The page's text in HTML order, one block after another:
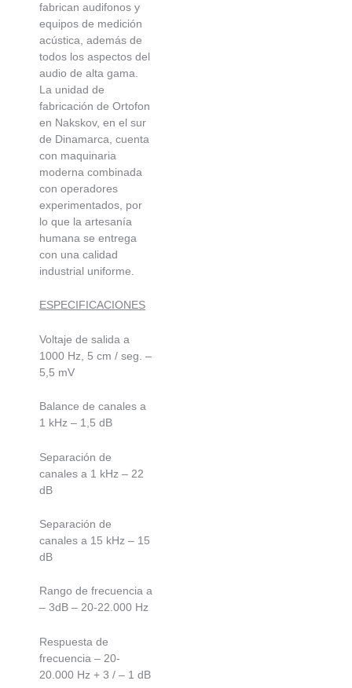
fabrican audifonos y
equipos de medición
acústica, además de
todos los aspectos del
audio de alta gama.
La unidad de
fabricación de Ortofon
en Nakskov, en el sur
de Dinamarca, cuenta
con maquinaria
moderna combinada
con operadores
experimentados, por
lo que la artesanía
humana se entrega
con una calidad
industrial uniforme.
ESPECIFICACIONES
Voltaje de salida a
1000 Hz, 5 cm / seg. –
5,5 mV
Balance de canales a
1 kHz – 1,5 dB
Separación de
canales a 1 kHz – 22
dB
Separación de
canales a 15 kHz – 15
dB
Rango de frecuencia a
– 3dB – 20-22.000 Hz
Respuesta de
frecuencia – 20-
20.000 Hz + 3 / – 1 dB